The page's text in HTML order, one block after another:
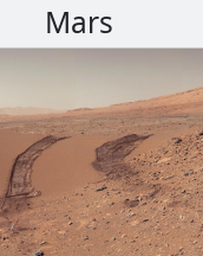
Mars